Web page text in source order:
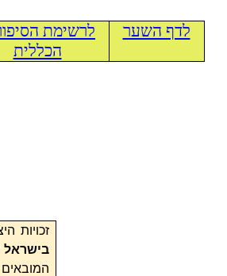
לדף השער
לרשימת
הכללית
זכויות
בישראל